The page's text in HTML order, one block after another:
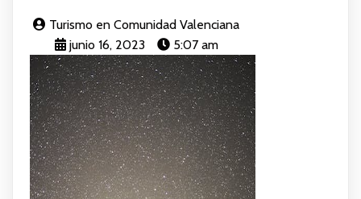
Turismo en Comunidad Valenciana
junio 16, 2023
5:07 am